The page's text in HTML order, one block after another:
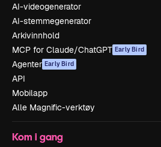
AI-videogenerator
AI-stemmegenerator
Arkivinnhold
MCP for Claude/ChatGPT Early Bird
Agenter Early Bird
API
Mobilapp
Alle Magnific-verktøy
Kom i gang